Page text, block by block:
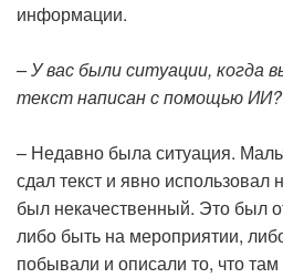
информации.
– У вас были ситуации, когда
текст написан с помощью ИИ?
– Недавно была ситуация.
сдал текст и явно использовал
был некачественный. Это был
либо быть на мероприятии,
побывали и описали то, что